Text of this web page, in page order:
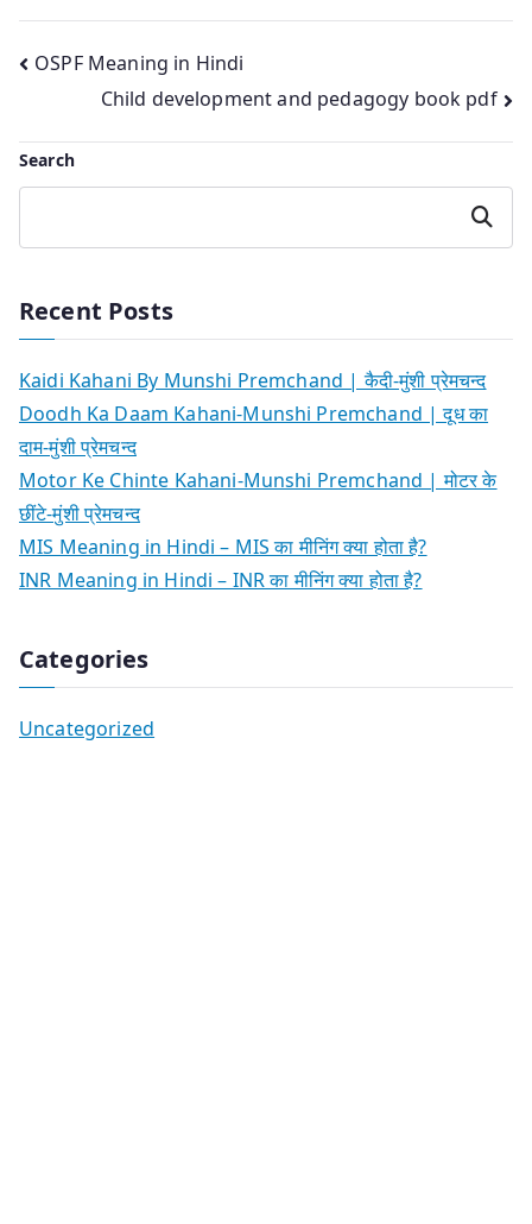
Post
navigation
OSPF Meaning in Hindi
Child development and pedagogy book pdf
Search
Search
Recent Posts
Kaidi Kahani By Munshi Premchand | कैदी-मुंशी प्रेमचन्द
Doodh Ka Daam Kahani-Munshi Premchand | दूध का
दाम-मुंशी प्रेमचन्द
Motor Ke Chinte Kahani-Munshi Premchand | मोटर के
छींटे-मुंशी प्रेमचन्द
MIS Meaning in Hindi – MIS का मीनिंग क्या होता है?
INR Meaning in Hindi – INR का मीनिंग क्या होता है?
Categories
Uncategorized